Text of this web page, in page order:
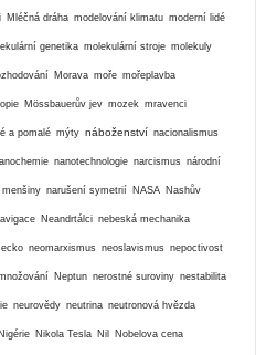
Mléčná dráha modelování klimatu moderní lidé
genetika molekulární stroje molekuly
Morava moře mořeplavba
Mössbauerův jev mozek mravenci
a pomalé mýty náboženství nacionalismus
nanotechnologie narcismus národní
menšiny narušení symetrií NASA Nashův
Neandrtálci nebeská mechanika
neomarxismus neoslavismus nepoctivost
Neptun nerostné suroviny nestabilita
neurovědy neutrina neutronová hvězda
Nigérie Nikola Tesla Nil Nobelova cena